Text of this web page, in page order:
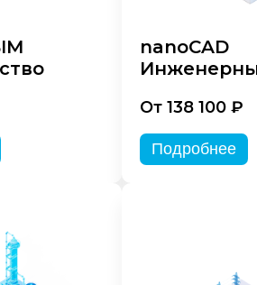
nanoCAD
От 138 100 ₽
Подробнее